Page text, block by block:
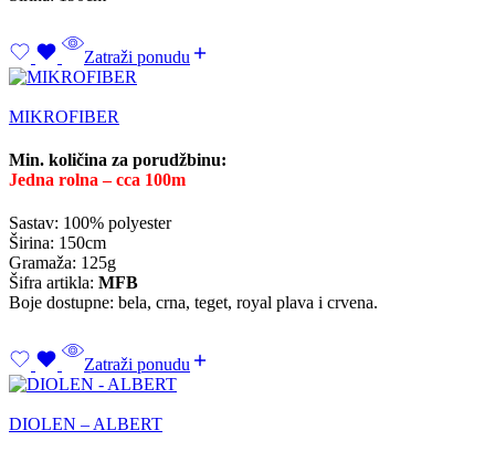
Zatraži ponudu
MIKROFIBER
Min. količina za porudžbinu:
Jedna rolna – cca 100m
Sastav: 100% polyester
Širina: 150cm
Gramaža: 125g
Šifra artikla: MFB
Boje dostupne: bela, crna, teget, royal plava i crvena.
Zatraži ponudu
DIOLEN – ALBERT